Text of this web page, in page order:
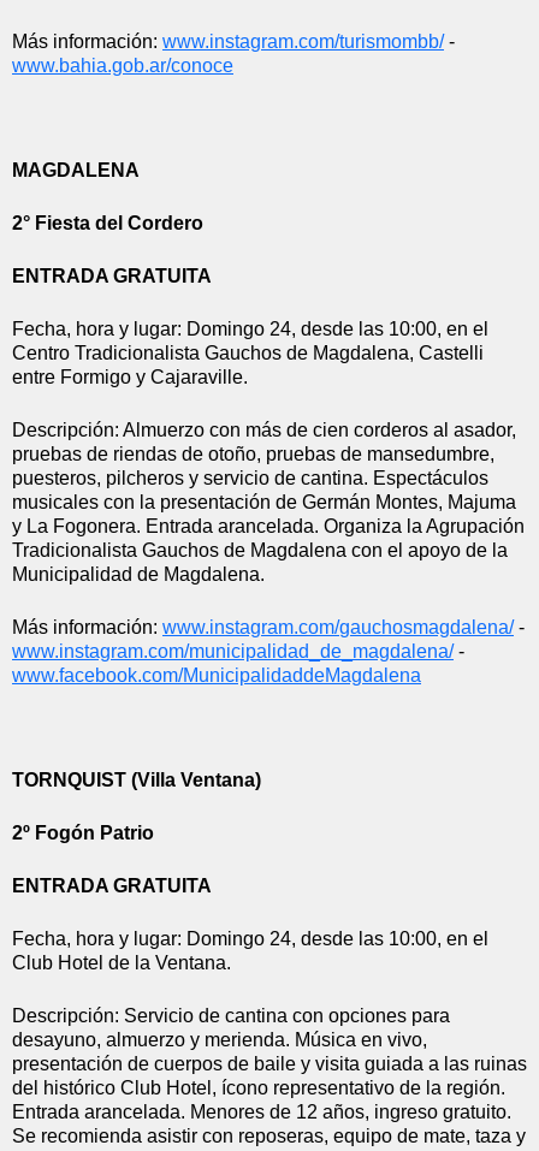
Más información: www.instagram.com/turismombb/
www.bahia.gob.ar/conoce
MAGDALENA
2° Fiesta del Cordero
ENTRADA GRATUITA
Fecha, hora y lugar: Domingo 24, desde las 10:00, en el
Centro Tradicionalista Gauchos de Magdalena, Castelli
entre Formigo y Cajaraville.
Descripción: Almuerzo con más de cien corderos al asador,
pruebas de riendas de otoño, pruebas de mansedumbre,
puesteros, pilcheros y servicio de cantina. Espectáculos
musicales con la presentación de Germán Montes, Majuma
y La Fogonera. Entrada arancelada. Organiza la Agrupación
Tradicionalista Gauchos de Magdalena con el apoyo de la
Municipalidad de Magdalena.
Más información: www.instagram.com/gauchosmagdalena/
www.instagram.com/municipalidad_de_magdalena/
www.facebook.com/MunicipalidaddeMagdalena
TORNQUIST (Villa Ventana)
2º Fogón Patrio
ENTRADA GRATUITA
Fecha, hora y lugar: Domingo 24, desde las 10:00, en el
Club Hotel de la Ventana.
Descripción: Servicio de cantina con opciones para
desayuno, almuerzo y merienda. Música en vivo,
presentación de cuerpos de baile y visita guiada a las ruinas
del histórico Club Hotel, ícono representativo de la región.
Entrada arancelada. Menores de 12 años, ingreso gratuito.
Se recomienda asistir con reposeras, equipo de mate, taza y